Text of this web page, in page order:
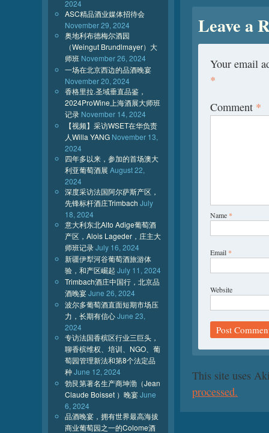
Leave a
Your email
*
Comment *
Name *
Email *
Website
This site uses
processed.
2024
ASC精品酒业媒体招待会
November 29, 2024
奥地利布德梅尔酒园
（Weingut Brundlmayer）大
师班 November 26, 2024
一场在北京西边的品酒晚宴
November 20, 2024
香格里拉.圣域垂直品鉴，
2024ProWine上海酒展大师班
记录 November 14, 2024
【视频】采访WSET在华负责
人Willa YANG November 13,
2024
四年多以来，参加的首场澳大
利亚葡萄酒展 August 22,
2024
深度采访法国阿尔萨斯产区，
先锋标杆酒庄Trimbach July
18, 2024
意大利东北Alto Adige葡萄酒
产区，Alois Lageder，庄主大
师班记录July 16, 2024
新疆伊犁河谷葡萄酒旅游体
验，和产区崛起 July 11, 2024
Trimbach酒庄中国行，北京品
酒晚宴June 26, 2024
波尔多葡萄酒直面短期市场压
力，长期有信心June 23,
2024
专访法国香槟区行业三巨头，
聊香槟维权、培训、NGO、葡
萄园管理新法和第8个法定品
种June 12, 2024
勃艮第著名生产商坤渤（Jean
Claude Boisset ）晚宴June
6, 2024
品酒晚宴，拥有世界最高海拔
商业葡萄园之一的Colome酒